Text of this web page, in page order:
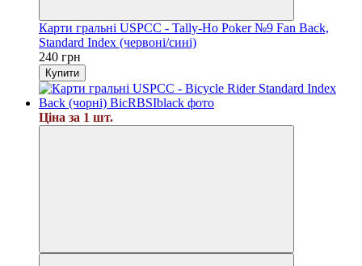
Карти гральні USPCC - Tally-Ho Poker №9 Fan Back,
Standard Index (червоні/сині)
240 грн
Купити
Ціна за 1 шт.